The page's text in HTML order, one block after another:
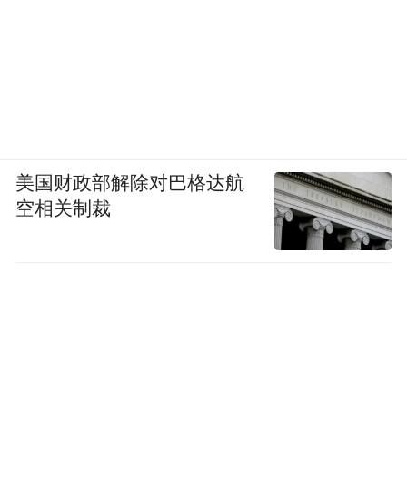
美国财政部解除对巴格达航
空相关制裁